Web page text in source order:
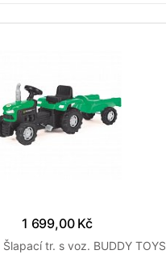
1 699,00 Kč
Šlapací tr. s voz. BUDDY TOYS